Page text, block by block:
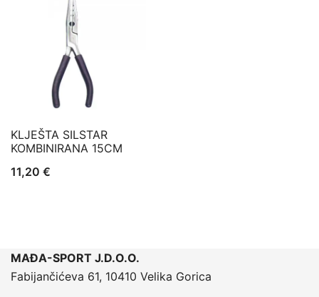
KLJEŠTA SILSTAR
KOMBINIRANA 15CM
11,20 €
MAĐA-SPORT J.D.O.O.
Fabijančićeva 61, 10410 Velika Gorica